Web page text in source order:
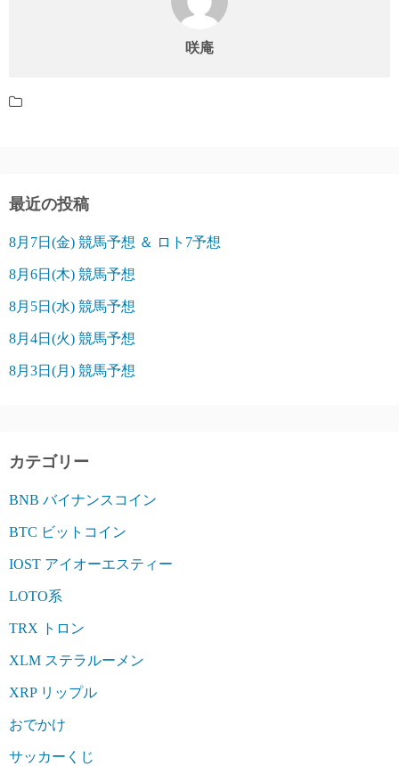
咲庵
最近の投稿
8月7日(金) 競馬予想 ＆ ロト7予想
8月6日(木) 競馬予想
8月5日(水) 競馬予想
8月4日(火) 競馬予想
8月3日(月) 競馬予想
カテゴリー
BNB バイナンスコイン
BTC ビットコイン
IOST アイオーエスティー
LOTO系
TRX トロン
XLM ステラルーメン
XRP リップル
おでかけ
サッカーくじ